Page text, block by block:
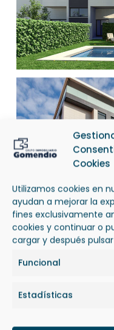
Cookies
Utilizamos cookies en
ayudan a mejorar la
fines exclusivamente
cookies y continuar o
cargar y después
Funcional
Estadísticas